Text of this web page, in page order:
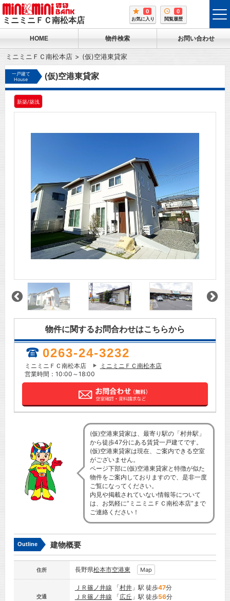
ミニミニＦＣ南松本店
0
お気に入り
0
閲覧履歴
HOME 物件検索 お問い合わせ
ミニミニＦＣ南松本店 (仮)空港東貸家
一戸建て
House
(仮)空港東貸家
新築/築浅
物件に関するお問合わせはこちらから
0263-24-3232
ミニミニＦＣ南松本店
ミニミニＦＣ南松本店
営業時間：10:00～18:00
(仮)空港東貸家は、最寄り駅の「村井駅」
から徒歩47分にある賃貸一戸建てです。
(仮)空港東貸家は現在、ご案内できる空室
がございません。
ページ下部に(仮)空港東貸家と特徴が似た
物件をご案内しておりますので、是非一度
ご覧になってください。
内見や掲載されていない情報等について
は、お気軽に”ミニミニＦＣ南松本店”まで
ご連絡ください！
Outline 建物概要
住所 長野県松本市空港東 Map
交通
ＪＲ篠ノ井線 「村井」駅 徒歩47分
ＪＲ篠ノ井線 「広丘 」駅 徒歩56分